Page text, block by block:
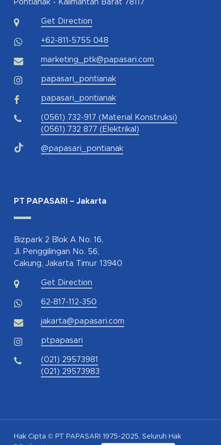
Pontianak - Kalimantan Barat 78117
Get Direction
+62-811-5755 048
marketing_ptk@papasari.com
papasari_pontianak
papasari_pontianak
(0561) 732-917 (Material Konstruksi)
(0561) 732 877 (Elektrikal)
@papasari_pontianak
PT PAPASARI – Jakarta
Bizpark 2 Blok A No. 16,
Jl. Penggilingan No. 56,
Cakung, Jakarta Timur 13940
Get Direction
62-817-112-350
jakarta@papasari.com
ptpapasari
(021) 29573981
(021) 29573983
Hak Cipta © PT PAPASARI 1975-2025. Seluruh Hak